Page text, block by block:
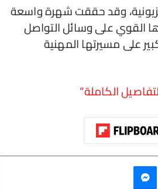
وقد حققت شهرة واسعة
القوي على وسائل التواصل
على مسيرتها المهنية
الكاملة”